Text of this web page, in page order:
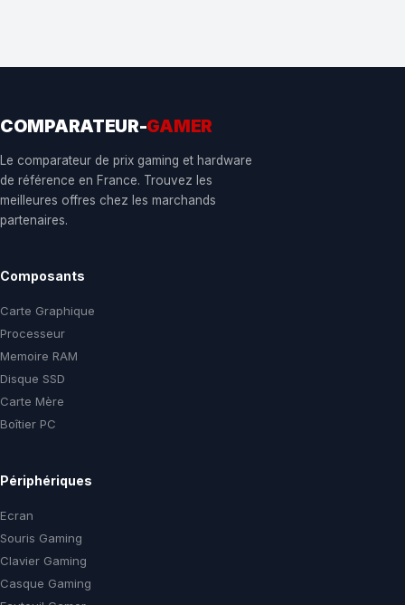
COMPARATEUR-GAMER
Le comparateur de prix gaming et hardware
de référence en France. Trouvez les
meilleures offres chez les marchands
partenaires.
Composants
Carte Graphique
Processeur
Memoire RAM
Disque SSD
Carte Mère
Boîtier PC
Périphériques
Ecran
Souris Gaming
Clavier Gaming
Casque Gaming